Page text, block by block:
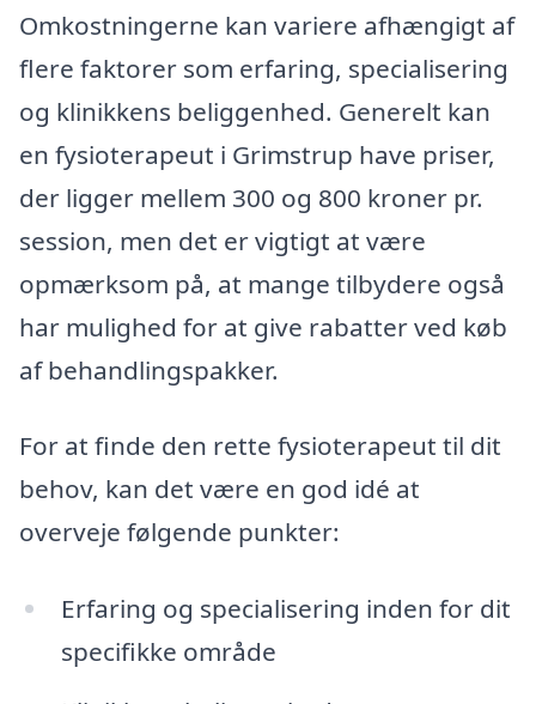
Omkostningerne kan variere afhængigt af
flere faktorer som erfaring, specialisering
og klinikkens beliggenhed. Generelt kan
en fysioterapeut i Grimstrup have priser,
der ligger mellem 300 og 800 kroner pr.
session, men det er vigtigt at være
opmærksom på, at mange tilbydere også
har mulighed for at give rabatter ved køb
af behandlingspakker.
For at finde den rette fysioterapeut til dit
behov, kan det være en god idé at
overveje følgende punkter:
Erfaring og specialisering inden for dit
specifikke område